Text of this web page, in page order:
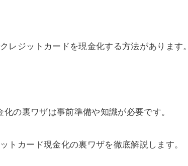
レジットカードを現金化する方法があります。
の裏ワザは事前準備や知識が必要です。
トカード現金化の裏ワザを徹底解説します。